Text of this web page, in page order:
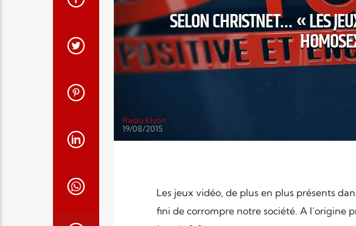
SELON CHRISTNET… « LES
Radio Elyon
19/08/2015
Les jeux vidéo, de plus en plus présents
fini de corrompre notre société. A l’origine